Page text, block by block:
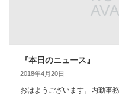
『本日のニュース』
2018年4月20日
おはようございます。内勤事